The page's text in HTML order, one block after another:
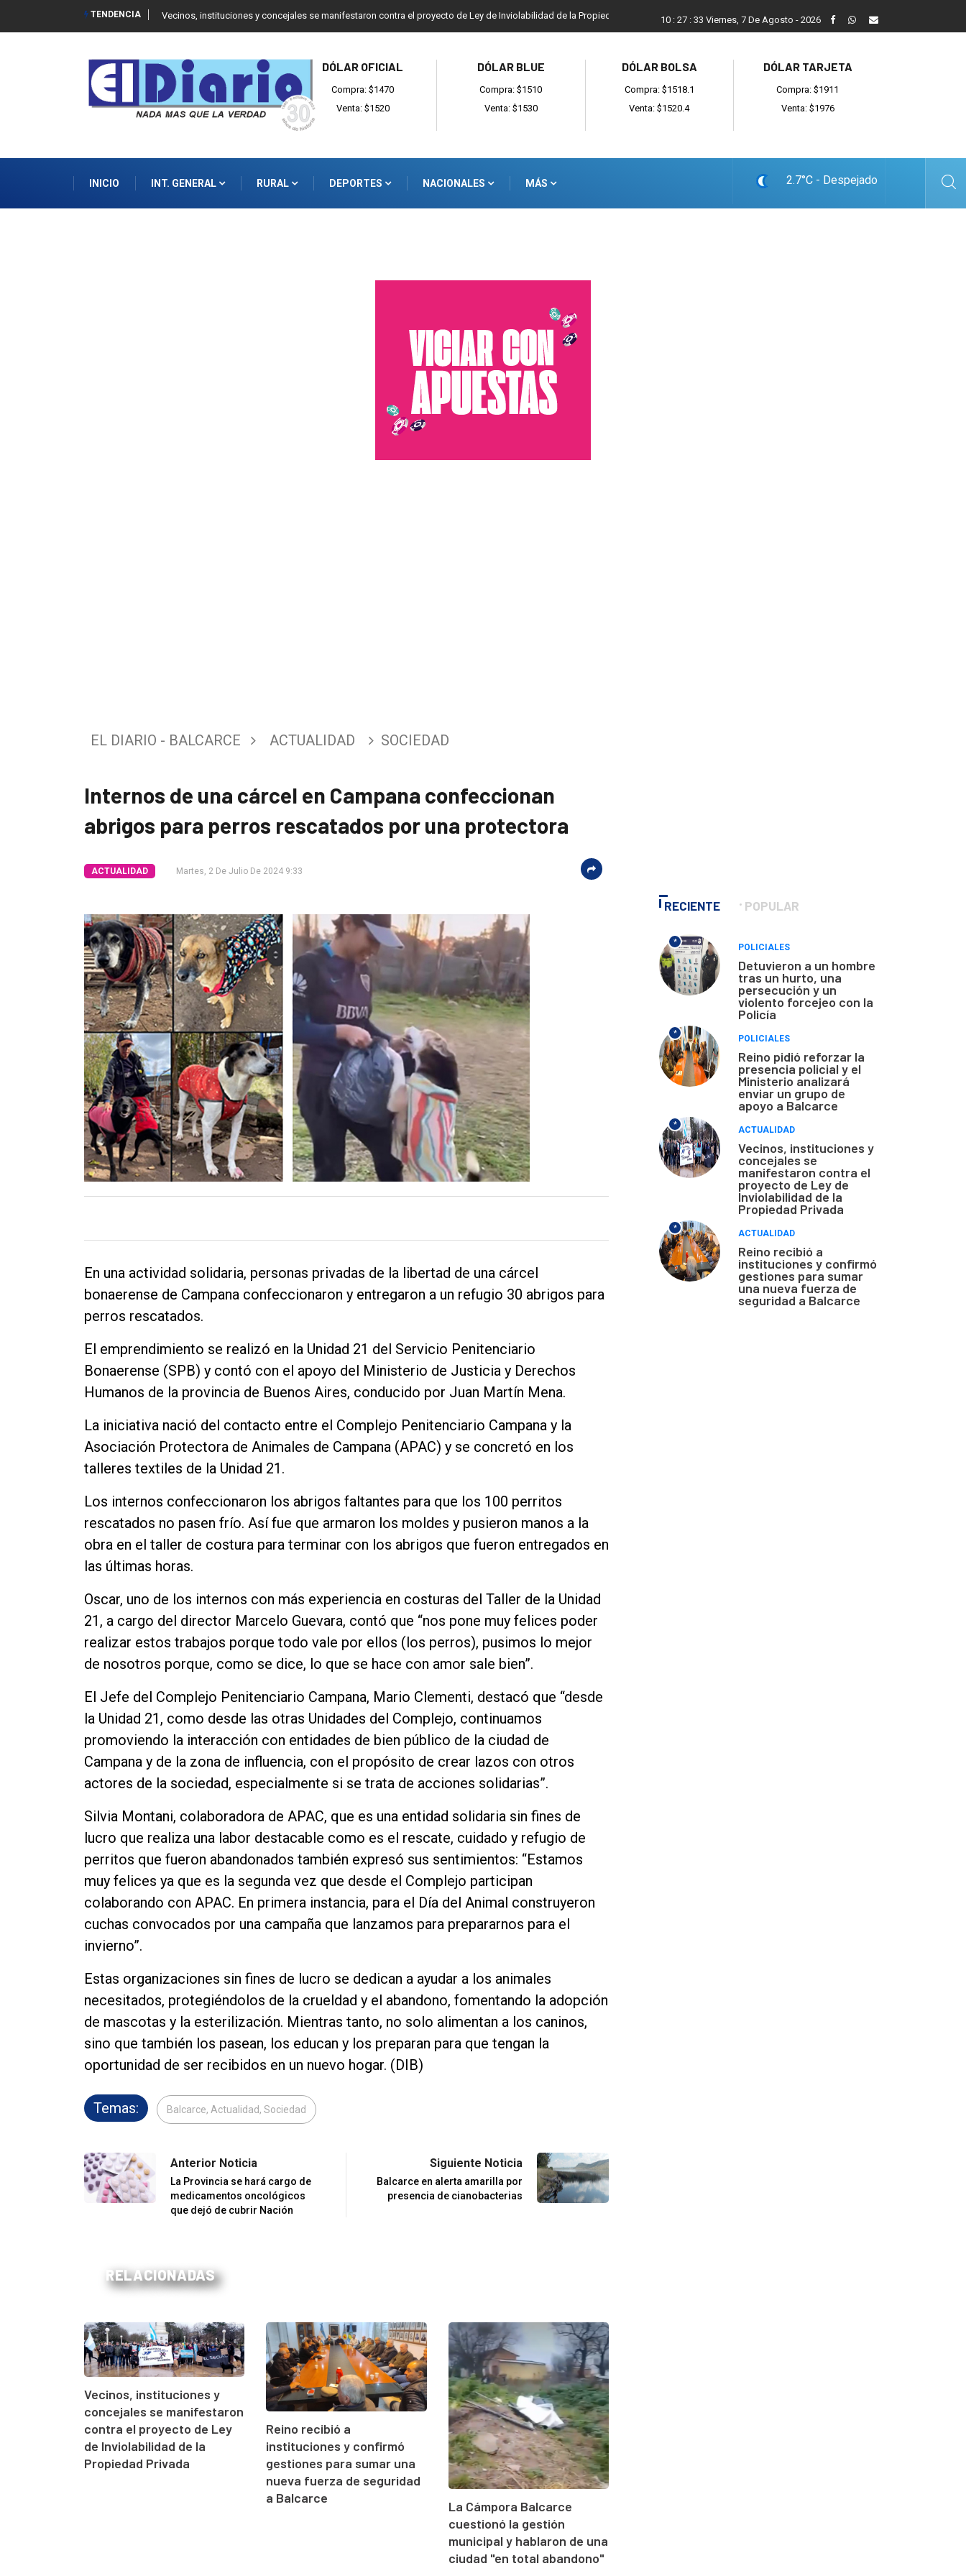
TENDENCIA Vecinos, instituciones y concejales se manifestaron contra el proyecto de Ley de Inviolabilidad de la Propiedad Privada Reino recibió a instituciones y confirmó gestiones para
10 : 27 : 34 Viernes, 7 De Agosto - 2026
DÓLAR OFICIAL
Compra: $1470
Venta: $1520
DÓLAR BLUE
Compra: $1510
Venta: $1530
DÓLAR BOLSA
Compra: $1518.1
Venta: $1520.4
DÓLAR TARJETA
Compra: $1911
Venta: $1976
INICIO INT. GENERAL RURAL DEPORTES NACIONALES MÁS 2.7°C - Despejado
Entrevistas
Fúnebres
Empresa
Nosotros
Contacto
EL DIARIO - BALCARCE ACTUALIDAD SOCIEDAD
Internos de una cárcel en Campana confeccionan
abrigos para perros rescatados por una protectora
ACTUALIDAD Martes, 2 De Julio De 2024 9:33
En una actividad solidaria, personas privadas de la libertad de una cárcel
bonaerense de Campana confeccionaron y entregaron a un refugio 30 abrigos para
perros rescatados.
El emprendimiento se realizó en la Unidad 21 del Servicio Penitenciario
Bonaerense (SPB) y contó con el apoyo del Ministerio de Justicia y Derechos
Humanos de la provincia de Buenos Aires, conducido por Juan Martín Mena.
La iniciativa nació del contacto entre el Complejo Penitenciario Campana y la
Asociación Protectora de Animales de Campana (APAC) y se concretó en los
talleres textiles de la Unidad 21.
Los internos confeccionaron los abrigos faltantes para que los 100 perritos
rescatados no pasen frío. Así fue que armaron los moldes y pusieron manos a la
obra en el taller de costura para terminar con los abrigos que fueron entregados en
las últimas horas.
Oscar, uno de los internos con más experiencia en costuras del Taller de la Unidad
21, a cargo del director Marcelo Guevara, contó que “nos pone muy felices poder
realizar estos trabajos porque todo vale por ellos (los perros), pusimos lo mejor
de nosotros porque, como se dice, lo que se hace con amor sale bien”.
El Jefe del Complejo Penitenciario Campana, Mario Clementi, destacó que “desde
la Unidad 21, como desde las otras Unidades del Complejo, continuamos
promoviendo la interacción con entidades de bien público de la ciudad de
Campana y de la zona de influencia, con el propósito de crear lazos con otros
actores de la sociedad, especialmente si se trata de acciones solidarias”.
Silvia Montani, colaboradora de APAC, que es una entidad solidaria sin fines de
lucro que realiza una labor destacable como es el rescate, cuidado y refugio de
perritos que fueron abandonados también expresó sus sentimientos: “Estamos
muy felices ya que es la segunda vez que desde el Complejo participan
colaborando con APAC. En primera instancia, para el Día del Animal construyeron
cuchas convocados por una campaña que lanzamos para prepararnos para el
invierno”.
Estas organizaciones sin fines de lucro se dedican a ayudar a los animales
necesitados, protegiéndolos de la crueldad y el abandono, fomentando la adopción
de mascotas y la esterilización. Mientras tanto, no solo alimentan a los caninos,
sino que también los pasean, los educan y los preparan para que tengan la
oportunidad de ser recibidos en un nuevo hogar. (DIB)
Temas: Balcarce, Actualidad, Sociedad
Anterior Noticia
La Provincia se hará cargo de
medicamentos oncológicos
que dejó de cubrir Nación
Siguiente Noticia
Balcarce en alerta amarilla por
presencia de cianobacterias
RELACIONADAS
Vecinos, instituciones y
concejales se manifestaron
contra el proyecto de Ley
de Inviolabilidad de la
Propiedad Privada
Reino recibió a
instituciones y confirmó
gestiones para sumar una
nueva fuerza de seguridad
a Balcarce
La Cámpora Balcarce
cuestionó la gestión
municipal y hablaron de una
ciudad "en total abandono"
RECIENTE POPULAR
*
POLICIALES
Detuvieron a un hombre
tras un hurto, una
persecución y un
violento forcejeo con la
Policía
*
POLICIALES
Reino pidió reforzar la
presencia policial y el
Ministerio analizará
enviar un grupo de
apoyo a Balcarce
*
ACTUALIDAD
Vecinos, instituciones y
concejales se
manifestaron contra el
proyecto de Ley de
Inviolabilidad de la
Propiedad Privada
*
ACTUALIDAD
Reino recibió a
instituciones y confirmó
gestiones para sumar
una nueva fuerza de
seguridad a Balcarce